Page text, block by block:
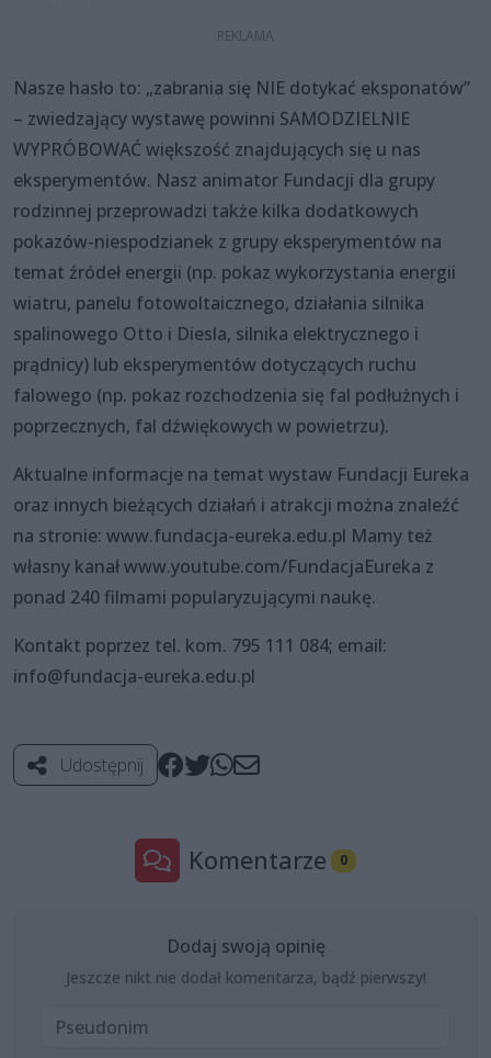
Nasze hasło to: „zabrania się NIE dotykać eksponatów”
– zwiedzający wystawę powinni SAMODZIELNIE
WYPRÓBOWAĆ większość znajdujących się u nas
eksperymentów. Nasz animator Fundacji dla grupy
rodzinnej przeprowadzi także kilka dodatkowych
pokazów-niespodzianek z grupy eksperymentów na
temat źródeł energii (np. pokaz wykorzystania energii
wiatru, panelu fotowoltaicznego, działania silnika
spalinowego Otto i Diesla, silnika elektrycznego i
prądnicy) lub eksperymentów dotyczących ruchu
falowego (np. pokaz rozchodzenia się fal podłużnych i
poprzecznych, fal dźwiękowych w powietrzu).
Aktualne informacje na temat wystaw Fundacji Eureka
oraz innych bieżących działań i atrakcji można znaleźć
na stronie: www.fundacja-eureka.edu.pl Mamy też
własny kanał www.youtube.com/FundacjaEureka z
ponad 240 filmami popularyzującymi naukę.
Kontakt poprzez tel. kom. 795 111 084; email:
info@fundacja-eureka.edu.pl
Udostępnij
Komentarze 0
Dodaj swoją opinię
Jeszcze nikt nie dodał komentarza, bądź pierwszy!